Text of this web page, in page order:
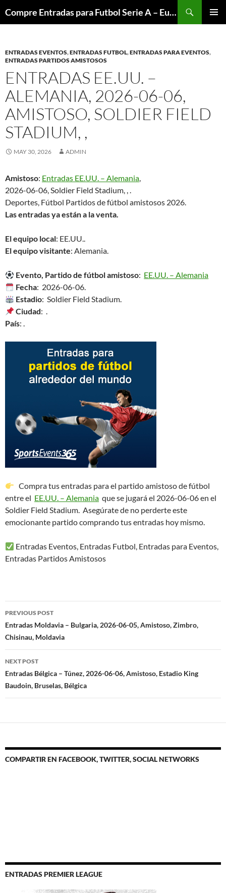
to
Compre Entradas para Futbol Serie A – Europa League – Premier League – Bundesliga
ENTRADAS EVENTOS,ENTRADAS FUTBOL,ENTRADAS PARA EVENTOS,
ENTRADAS PARTIDOS AMISTOSOS
ENTRADAS EE.UU. –
ALEMANIA, 2026-06-06,
AMISTOSO, SOLDIER FIELD
STADIUM, ,
MAY 30, 2026 ADMIN
Amistoso: Entradas EE.UU. – Alemania,
2026-06-06, Soldier Field Stadium, , .
Deportes, Fútbol Partidos de fútbol amistosos 2026.
Las entradas ya están a la venta.
El equipo local: EE.UU..
El equipo visitante: Alemania.
Evento, Partido de fútbol amistoso: EE.UU. – Alemania
Fecha: 2026-06-06.
Estadio: Soldier Field Stadium.
Ciudad: .
País: .
Compra tus entradas para el partido amistoso de fútbol
entre el EE.UU. – Alemania que se jugará el 2026-06-06 en el
Soldier Field Stadium. Asegúrate de no perderte este
emocionante partido comprando tus entradas hoy mismo.
Entradas Eventos, Entradas Futbol, Entradas para Eventos,
Entradas Partidos Amistosos
Post
navigation
PREVIOUS POST
Entradas Moldavia – Bulgaria, 2026-06-05, Amistoso, Zimbro,
Chisinau, Moldavia
NEXT POST
Entradas Bélgica – Túnez, 2026-06-06, Amistoso, Estadio King
Baudoin, Bruselas, Bélgica
COMPARTIR EN FACEBOOK, TWITTER, SOCIAL NETWORKS
ENTRADAS PREMIER LEAGUE